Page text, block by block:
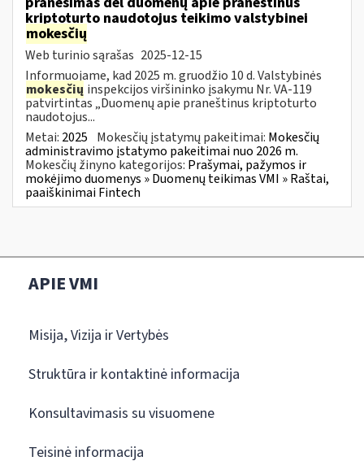
kriptoturto naudotojus teikimo valstybinei
mokesčių
Web turinio sąrašas 2025-12-15
Informuojame, kad 2025 m. gruodžio 10 d. Valstybinės
mokesčių inspekcijos viršininko įsakymu Nr. VA-119
patvirtintas „Duomenų apie praneštinus kriptoturto
naudotojus...
Metai: 2025 Mokesčių įstatymų pakeitimai: Mokesčių
administravimo įstatymo pakeitimai nuo 2026 m.
Mokesčių žinyno kategorijos: Prašymai, pažymos ir
mokėjimo duomenys » Duomenų teikimas VMI » Raštai,
paaiškinimai Fintech
APIE VMI
Misija, Vizija ir Vertybės
Struktūra ir kontaktinė informacija
Konsultavimasis su visuomene
Teisinė informacija